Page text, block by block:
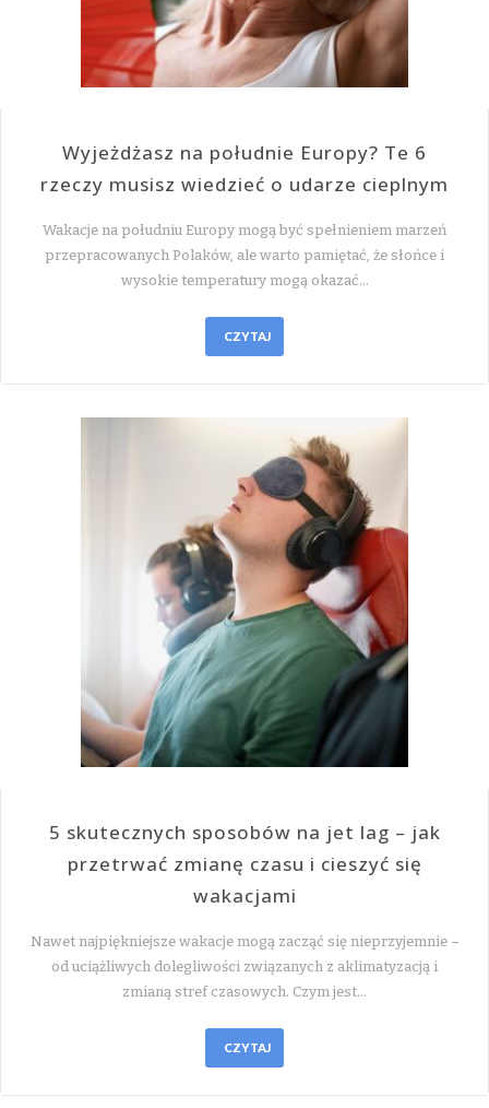
Wyjeżdżasz na południe Europy? Te 6
rzeczy musisz wiedzieć o udarze cieplnym
Wakacje na południu Europy mogą być spełnieniem marzeń
przepracowanych Polaków, ale warto pamiętać, że słońce i
wysokie temperatury mogą okazać…
CZYTAJ
5 skutecznych sposobów na jet lag – jak
przetrwać zmianę czasu i cieszyć się
wakacjami
Nawet najpiękniejsze wakacje mogą zacząć się nieprzyjemnie –
od uciążliwych dolegliwości związanych z aklimatyzacją i
zmianą stref czasowych. Czym jest…
CZYTAJ